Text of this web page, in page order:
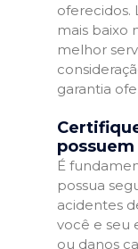
oferecidos.
mais baixo
melhor
garantia
É
possua
acidentes
você e seu
ou danos